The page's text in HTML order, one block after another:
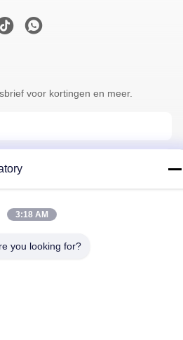
voor kortingen en meer.
3:18 AM
you looking for?